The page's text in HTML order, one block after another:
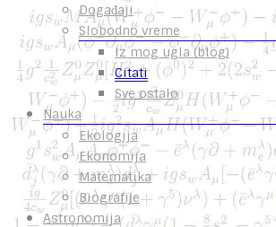
Događaji
Slobodno vreme
Iz mog ugla (blog)
Citati
Sve ostalo
Nauka
Ekologija
Ekonomija
Matematika
Biografije
Astronomija